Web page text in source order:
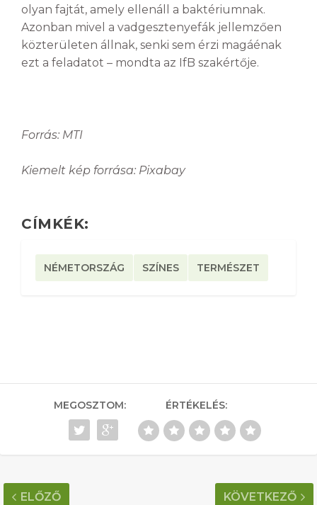
olyan fajtát, amely ellenáll a baktériumnak.
Azonban mivel a vadgesztenyefák jellemzően
közterületen állnak, senki sem érzi magáénak
ezt a feladatot – mondta az IfB szakértője.
Forrás: MTI
Kiemelt kép forrása: Pixabay
CÍMKÉK:
NÉMETORSZÁG SZÍNES TERMÉSZET
MEGOSZTOM: ÉRTÉKELÉS:
ELŐZŐ KÖVETKEZŐ